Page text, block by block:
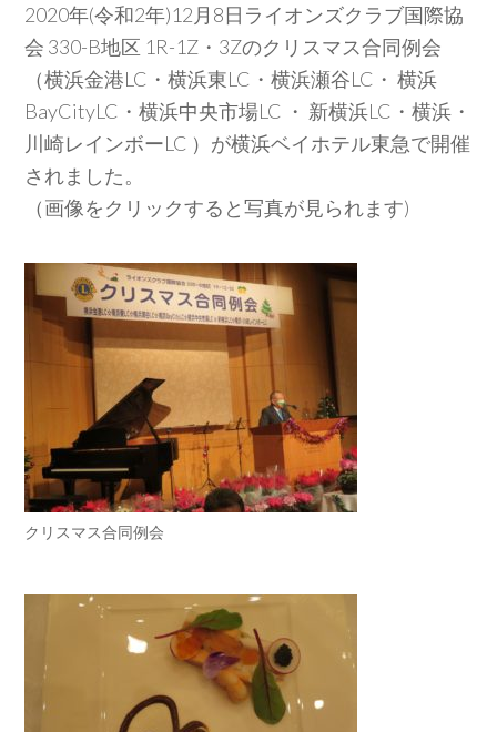
2020年(令和2年)12月8日ライオンズクラブ国際協
会 330-B地区 1R-1Z・3Zのクリスマス合同例会
（横浜金港LC・横浜東LC・横浜瀬谷LC・ 横浜
BayCityLC・横浜中央市場LC ・ 新横浜LC・横浜・
川崎レインボーLC ）が横浜ベイホテル東急で開催
されました。
（画像をクリックすると写真が見られます)
クリスマス合同例会